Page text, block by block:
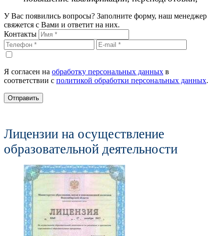
У Вас появились вопросы? Заполните форму, наш менеджер
свяжется с Вами и ответит на них.
Контакты
Я согласен на обработку персональных данных в
соответствии с политикой обработки персональных данных.
Отправить
Лицензии на осуществление
образовательной деятельности